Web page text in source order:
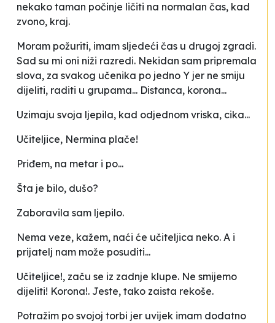
nekako taman počinje ličiti na normalan čas, kad
zvono, kraj.
Moram požuriti, imam sljedeći čas u drugoj zgradi.
Sad su mi oni niži razredi. Nekidan sam pripremala
slova, za svakog učenika po jedno Y jer ne smiju
dijeliti, raditi u grupama... Distanca, korona...
Uzimaju svoja ljepila, kad odjednom vriska, cika...
Učiteljice, Nermina plače!
Priđem, na metar i po...
Šta je bilo, dušo?
Zaboravila sam ljepilo.
Nema veze, kažem, naći će učiteljica neko. A i
prijatelj nam može posuditi...
Učiteljice!, začu se iz zadnje klupe. Ne smijemo
dijeliti! Korona!. Jeste, tako zaista rekoše.
Potražim po svojoj torbi jer uvijek imam dodatno